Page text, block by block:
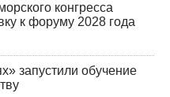
конгресса
к форуму 2028 года
запустили обучение